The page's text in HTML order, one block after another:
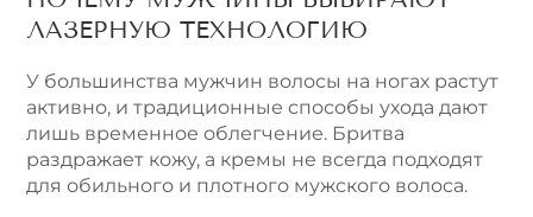
ЛАЗЕРНУЮ ТЕХНОЛОГИЮ
У большинства мужчин волосы на ногах растут
активно, и традиционные способы ухода дают
лишь временное облегчение. Бритва
раздражает кожу, а кремы не всегда подходят
для обильного и плотного мужского волоса.